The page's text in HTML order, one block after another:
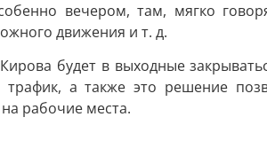
вечером, там, мягко
движения и т. д.
будет в выходные
а также это решение
рабочие места.